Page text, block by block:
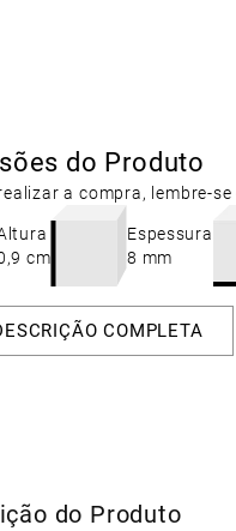
do Produto
a compra, lembre-
cm
Espessura
8 mm
COMPLETA
do Produto